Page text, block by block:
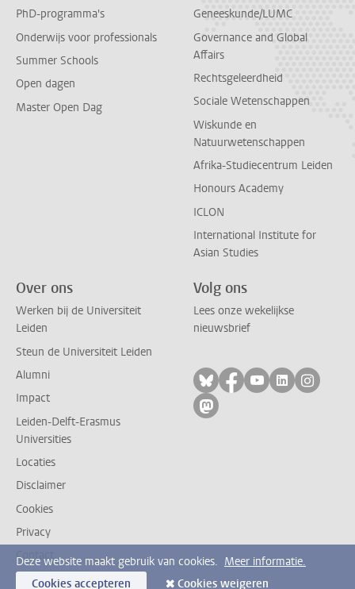
PhD-programma's
Onderwijs voor professionals
Summer Schools
Open dagen
Master Open Dag
Geneeskunde/LUMC
Governance and Global
Affairs
Rechtsgeleerdheid
Sociale Wetenschappen
Wiskunde en
Natuurwetenschappen
Afrika-Studiecentrum Leiden
Honours Academy
ICLON
International Institute for
Asian Studies
Over ons
Werken bij de Universiteit
Leiden
Steun de Universiteit Leiden
Alumni
Impact
Leiden-Delft-Erasmus
Universities
Locaties
Disclaimer
Cookies
Privacy
Contact
Volg ons
Lees onze wekelijkse
nieuwsbrief
Volg ons op bluesky
Volg ons op
Volg ons op
Volg ons
Volg
Volg ons op mastodon
Deze website maakt gebruik van cookies. Meer informatie.
Cookies accepteren
Cookies weigeren